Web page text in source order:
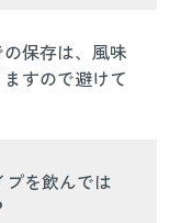
保存は、風味
すので避けて
プを飲んでは